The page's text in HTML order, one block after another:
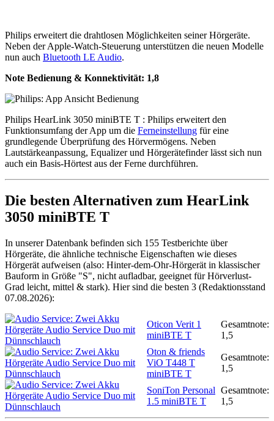
Philips erweitert die drahtlosen Möglichkeiten seiner Hörgeräte.
Neben der Apple-Watch-Steuerung unterstützen die neuen Modelle
nun auch Bluetooth LE Audio.
Note Bedienung & Konnektivität: 1,8
Philips HearLink 3050 miniBTE T : Philips erweitert den
Funktionsumfang der App um die Ferneinstellung für eine
grundlegende Überprüfung des Hörvermögens. Neben
Lautstärkeanpassung, Equalizer und Hörgerätefinder lässt sich nun
auch ein Basis-Hörtest aus der Ferne durchführen.
Die besten Alternativen zum HearLink
3050 miniBTE T
In unserer Datenbank befinden sich 155 Testberichte über
Hörgeräte, die ähnliche technische Eigenschaften wie dieses
Hörgerät aufweisen (also: Hinter-dem-Ohr-Hörgerät in klassischer
Bauform in Größe "S", nicht aufladbar, geeignet für Hörverlust-
Grad leicht, mittel & stark). Hier sind die besten 3 (Redaktionsstand
07.08.2026):
Oticon Verit 1
miniBTE T
Gesamtnote:
1,5
Oton & friends
ViO T448 T
miniBTE T
Gesamtnote:
1,5
SoniTon Personal
1.5 miniBTE T
Gesamtnote:
1,5